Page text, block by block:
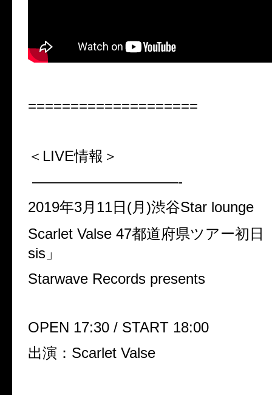
====================
＜LIVE情報＞
——————————-
2019年3月 11日 (月 )渋谷Star lounge
Scarlet Valse 47都道府県ツアー初日
sis 」
Starwave Records presents
OPEN 17:30 / START 18:00
出演： Scarlet Valse